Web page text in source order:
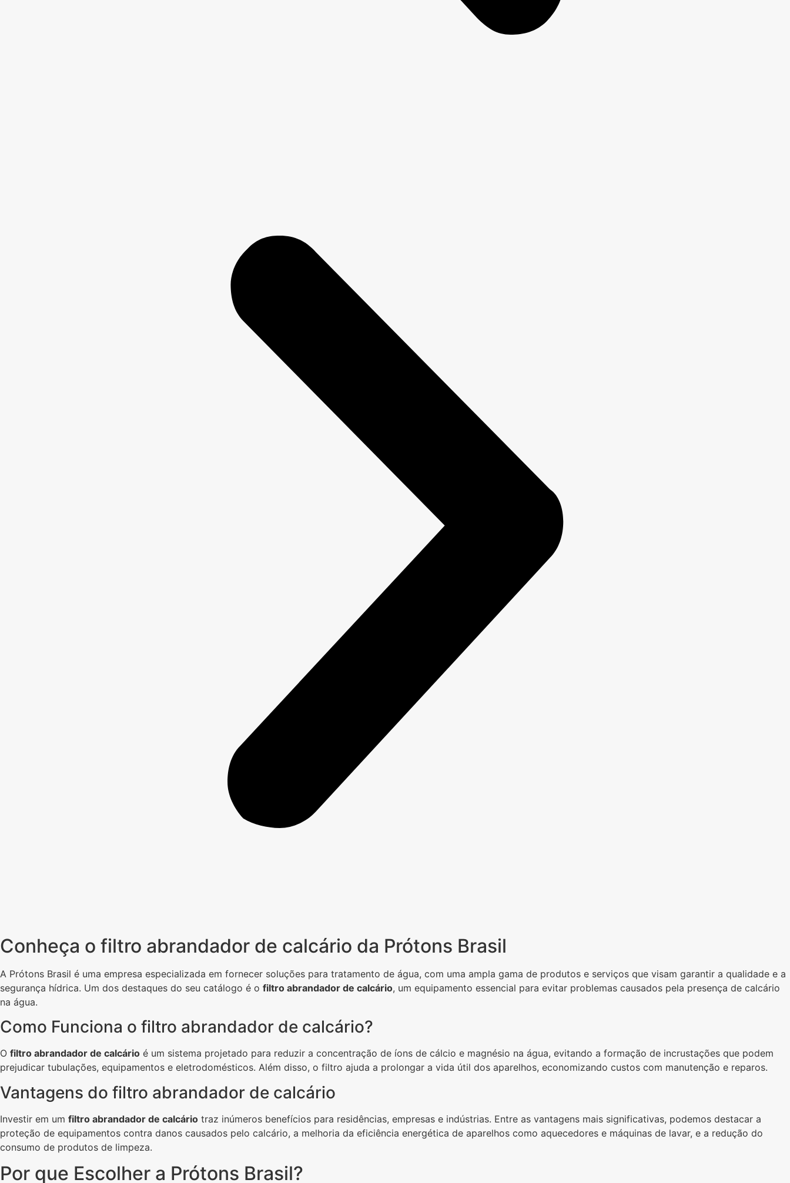
Conheça o filtro abrandador de calcário da Prótons Brasil
A Prótons Brasil é uma empresa especializada em fornecer soluções para tratamento de água, com uma ampla gama de produtos e serviços que visam garantir a qualidade e a
segurança hídrica. Um dos destaques do seu catálogo é o filtro abrandador de calcário, um equipamento essencial para evitar problemas causados pela presença de calcário
na água.
Como Funciona o filtro abrandador de calcário?
O filtro abrandador de calcário é um sistema projetado para reduzir a concentração de íons de cálcio e magnésio na água, evitando a formação de incrustações que podem
prejudicar tubulações, equipamentos e eletrodomésticos. Além disso, o filtro ajuda a prolongar a vida útil dos aparelhos, economizando custos com manutenção e reparos.
Vantagens do filtro abrandador de calcário
Investir em um filtro abrandador de calcário traz inúmeros benefícios para residências, empresas e indústrias. Entre as vantagens mais significativas, podemos destacar a
proteção de equipamentos contra danos causados pelo calcário, a melhoria da eficiência energética de aparelhos como aquecedores e máquinas de lavar, e a redução do
consumo de produtos de limpeza.
Por que Escolher a Prótons Brasil?